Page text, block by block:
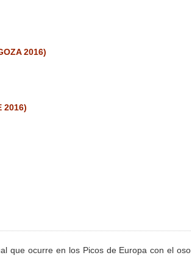
2016)
2016)
que ocurre en los Picos de Europa con el oso